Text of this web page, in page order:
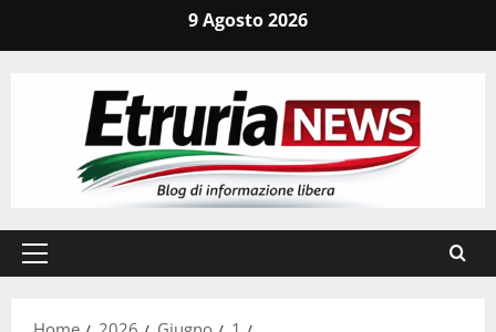
9 Agosto 2026
Menu